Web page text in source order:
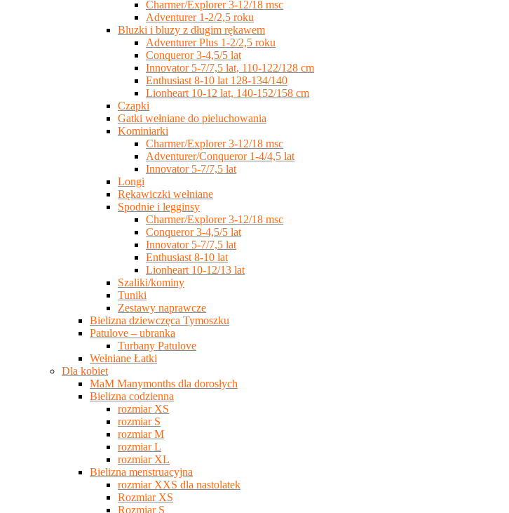
Charmer/Explorer 3-12/18 msc
Adventurer 1-2/2,5 roku
Bluzki i bluzy z długim rękawem
Adventurer Plus 1-2/2,5 roku
Conqueror 3-4,5/5 lat
Innovator 5-7/7,5 lat, 110-122/128 cm
Enthusiast 8-10 lat 128-134/140
Lionheart 10-12 lat, 140-152/158 cm
Czapki
Gatki wełniane do pieluchowania
Kominiarki
Charmer/Explorer 3-12/18 msc
Adventurer/Conqueror 1-4/4,5 lat
Innovator 5-7/7,5 lat
Longi
Rękawiczki wełniane
Spodnie i legginsy
Charmer/Explorer 3-12/18 msc
Conqueror 3-4,5/5 lat
Innovator 5-7/7,5 lat
Enthusiast 8-10 lat
Lionheart 10-12/13 lat
Szaliki/kominy
Tuniki
Zestawy naprawcze
Bielizna dziewczęca Tymoszku
Patulove – ubranka
Turbany Patulove
Wełniane Łatki
Dla kobiet
MaM Manymonths dla dorosłych
Bielizna codzienna
rozmiar XS
rozmiar S
rozmiar M
rozmiar L
rozmiar XL
Bielizna menstruacyjna
rozmiar XXS dla nastolatek
Rozmiar XS
Rozmiar S